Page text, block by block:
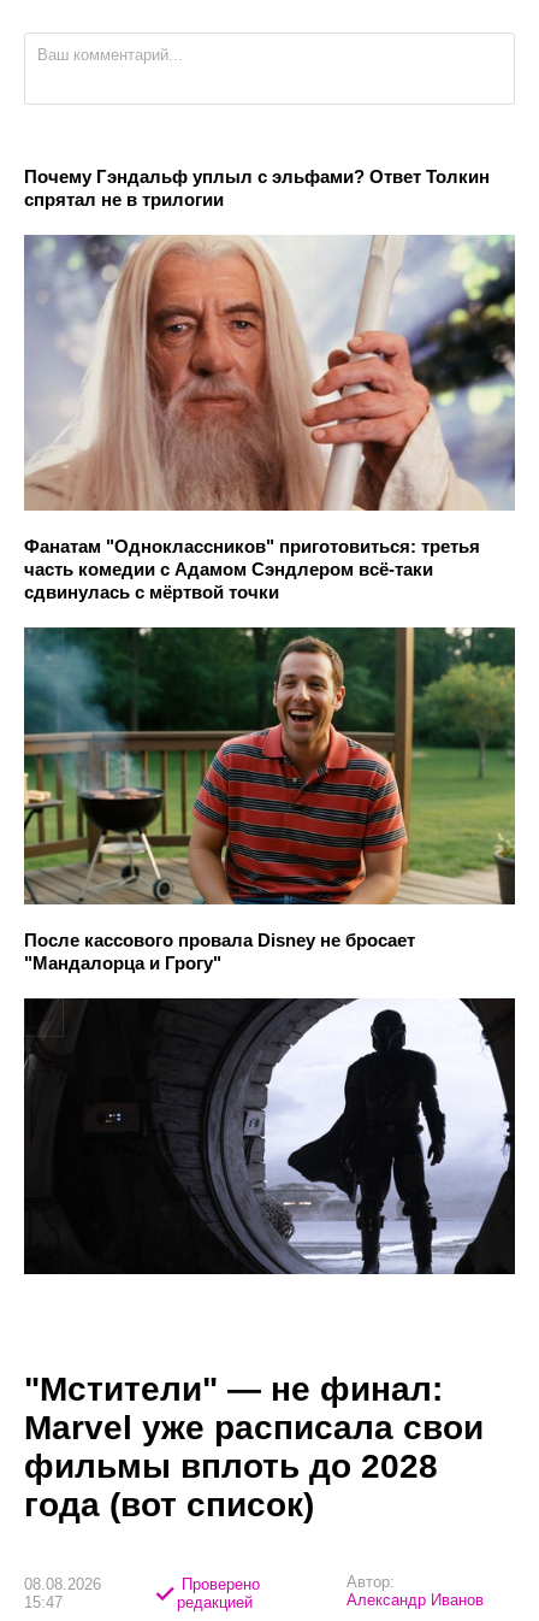
Почему Гэндальф уплыл с эльфами? Ответ Толкин
спрятал не в трилогии
Фанатам "Одноклассников" приготовиться: третья
часть комедии с Адамом Сэндлером всё-таки
сдвинулась с мёртвой точки
После кассового провала Disney не бросает
"Мандалорца и Грогу"
"Мстители" — не финал:
Marvel уже расписала свои
фильмы вплоть до 2028
года (вот список)
08.08.2026
15:47
Проверено
редакцией
Автор:
Александр Иванов